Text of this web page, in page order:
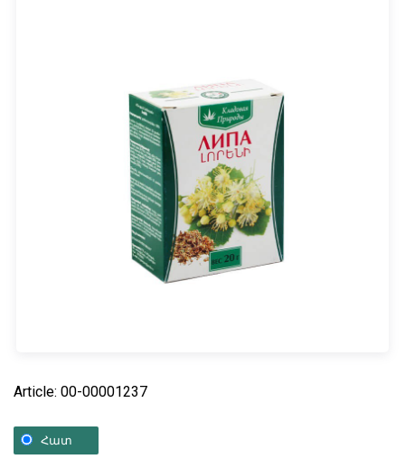
Article: 00-00001237
Հատ